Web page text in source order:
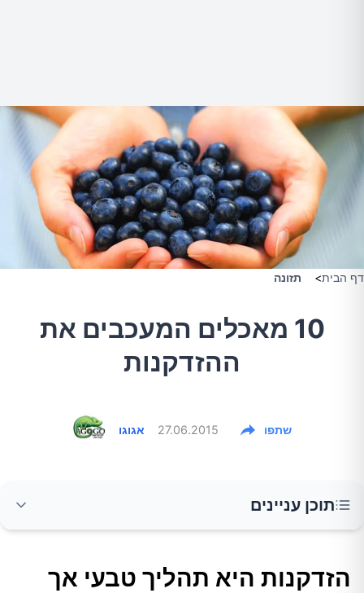
דף הבית> תזונה
10 מאכלים המעכבים את
ההזדקנות
אגוגו 27.06.2015 שתפו
תוכן עניינים
להראות צעירים ולהישאר בריאים לנצח. כמובן
הזדקנות היא תהליך טבעי אך